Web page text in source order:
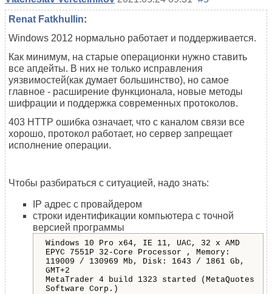
Renat Fatkhullin:
Windows 2012 нормально работает и поддерживается.
Как минимум, на старые операционки нужно ставить
все апдейты. В них не только исправления
уязвимостей(как думает большинство), но самое
главное - расширение функционала, новые методы
шифрации и поддержка современных протоколов.
403 HTTP ошибка означает, что с каналом связи все
хорошо, протокол работает, но сервер запрещает
исполнение операции.
Чтобы разбираться с ситуацией, надо знать:
IP адрес с провайдером
строки идентификации компьютера с точной
версией программы
Windows 10 Pro x64, IE 11, UAC, 32 x AMD
EPYC 7551P 32-Core Processor , Memory:
119009 / 130969 Mb, Disk: 1643 / 1861 Gb,
GMT+2
MetaTrader 4 build 1323 started (MetaQuotes
Software Corp.)